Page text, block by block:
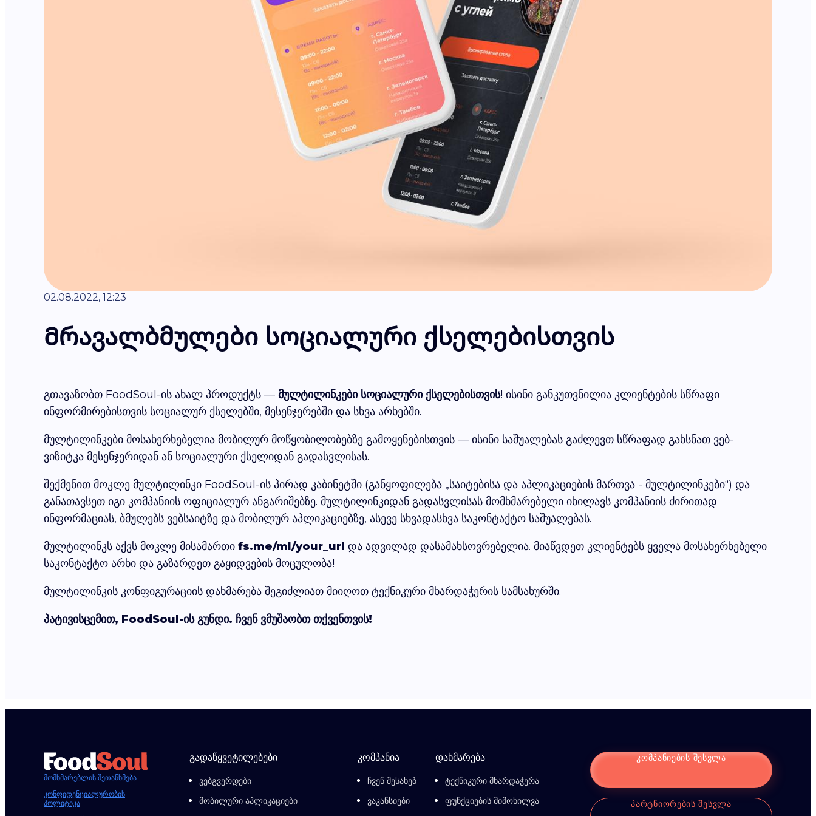
02.08.2022, 12:23
Მრავალბმულები სოციალური ქსელებისთვის
გთავაზობთ FoodSoul-ის ახალ პროდუქტს — მულტილინკები სოციალური ქსელებისთვის! ისინი განკუთვნილია კლიენტების სწრაფი
ინფორმირებისთვის სოციალურ ქსელებში, მესენჯერებში და სხვა არხებში.
მულტილინკები მოსახერხებელია მობილურ მოწყობილობებზე გამოყენებისთვის — ისინი საშუალებას გაძლევთ სწრაფად გახსნათ ვებ-
ვიზიტკა მესენჯერიდან ან სოციალური ქსელიდან გადასვლისას.
შექმენით მოკლე მულტილინკი FoodSoul-ის პირად კაბინეტში (განყოფილება „საიტებისა და აპლიკაციების მართვა - მულტილინკები“) და
განათავსეთ იგი კომპანიის ოფიციალურ ანგარიშებზე. მულტილინკიდან გადასვლისას მომხმარებელი იხილავს კომპანიის ძირითად
ინფორმაციას, ბმულებს ვებსაიტზე და მობილურ აპლიკაციებზე, ასევე სხვადასხვა საკონტაქტო საშუალებას.
მულტილინკს აქვს მოკლე მისამართი fs.me/ml/your_url და ადვილად დასამახსოვრებელია. მიაწვდეთ კლიენტებს ყველა მოსახერხებელი
საკონტაქტო არხი და გაზარდეთ გაყიდვების მოცულობა!
მულტილინკის კონფიგურაციის დახმარება შეგიძლიათ მიიღოთ ტექნიკური მხარდაჭერის სამსახურში.
პატივისცემით, FoodSoul-ის გუნდი. ჩვენ ვმუშაობთ თქვენთვის!
მომხმარებლის შეთანხმება
კონფიდენციალურობის
პოლიტიკა
გადაწყვეტილებები
ვებგვერდები
მობილური აპლიკაციები
კომპანია
ჩვენ შესახებ
ვაკანსიები
დახმარება
ტექნიკური მხარდაჭერა
ფუნქციების მიმოხილვა
ᲙᲝᲛᲞᲐᲜᲘᲔᲑᲘᲡ ᲨᲔᲡᲕᲚᲐ
ᲞᲐᲠᲢᲜᲘᲝᲠᲔᲑᲘᲡ ᲨᲔᲡᲕᲚᲐ